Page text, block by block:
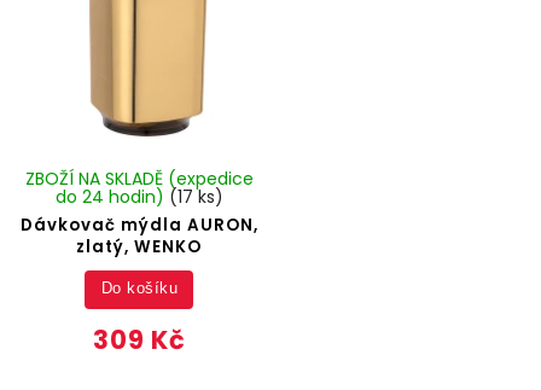
Dávkovač mýdla AURON,
zlatý, WENKO
ZBOŽÍ NA SKLADĚ (expedice
do 24 hodin) (17 ks)
309 Kč
Do košíku